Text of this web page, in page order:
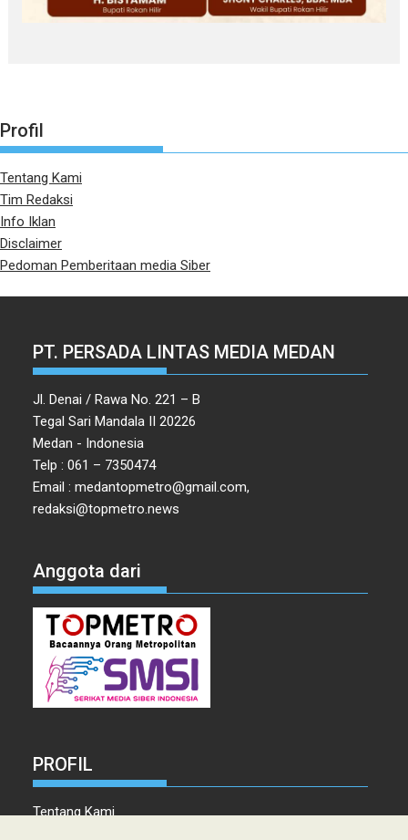
Profil
Tentang Kami
Tim Redaksi
Info Iklan
Disclaimer
Pedoman Pemberitaan media Siber
PT. PERSADA LINTAS MEDIA MEDAN
Jl. Denai / Rawa No. 221 – B
Tegal Sari Mandala II 20226
Medan - Indonesia
Telp : 061 – 7350474
Email : medantopmetro@gmail.com,
redaksi@topmetro.news
Anggota dari
PROFIL
Tentang Kami